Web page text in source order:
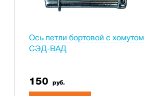
Ось петли бортовой с хомутом
СЭД-ВАД
150 руб.